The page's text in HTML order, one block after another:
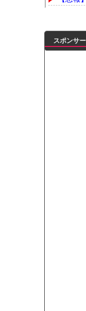
オンラ
【画像
【乃木
【
【速報
【画像
『鬼滅
メイド
モーニ
出自が
子供部
ポルシ
【朗報
下半身
スポンサ